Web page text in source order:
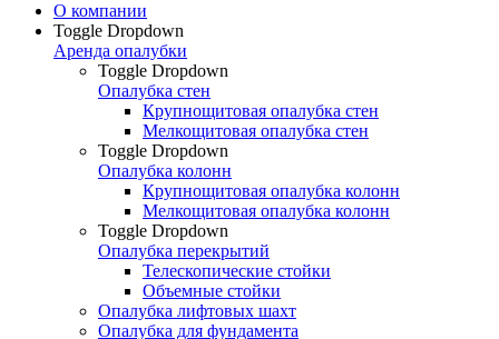
О компании
Toggle Dropdown
Аренда опалубки
Toggle Dropdown
Опалубка стен
Крупнощитовая опалубка стен
Мелкощитовая опалубка стен
Toggle Dropdown
Опалубка колонн
Крупнощитовая опалубка колонн
Мелкощитовая опалубка колонн
Toggle Dropdown
Опалубка перекрытий
Телескопические стойки
Объемные стойки
Опалубка лифтовых шахт
Опалубка для фундамента